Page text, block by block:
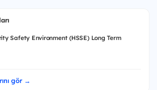
Safety Environment (HSSE) Long Term
gör →